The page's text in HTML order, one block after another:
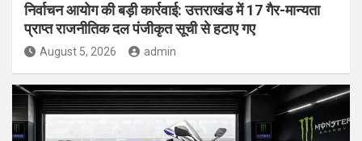
निर्वाचन आयोग की बड़ी कार्रवाई: उत्तराखंड में 17 गैर-मान्यता
प्राप्त राजनीतिक दल पंजीकृत सूची से हटाए गए
August 5, 2026 admin